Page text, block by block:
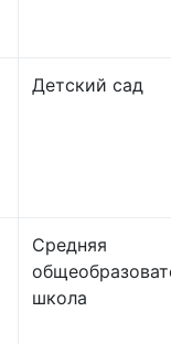
Детский сад
Средняя
школа